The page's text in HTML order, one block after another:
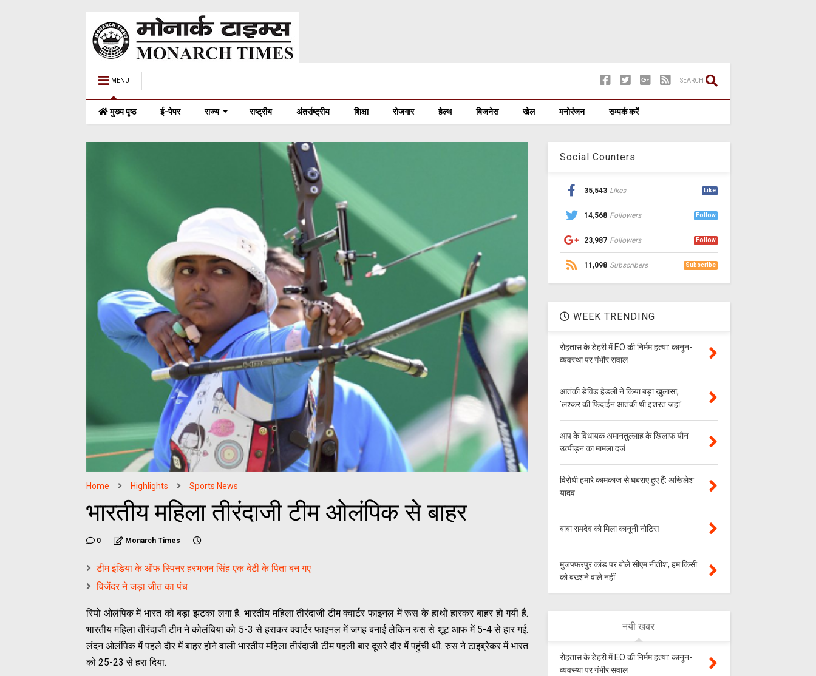
MENU SEARCH
मुख्य पृष्ठ ई-पेपर राज्य राष्ट्रीय अंतर्राष्ट्रीय शिक्षा रोजगार हेल्थ बिजनेस खेल मनोरंजन सम्पर्क करें
Home Highlights Sports News
भारतीय महिला तीरंदाजी टीम ओलंपिक से बाहर
0 Monarch Times
टीम इंडिया के ऑफ स्पिनर हरभजन सिंह एक बेटी के पिता बन गए
विजेंदर ने जड़ा जीत का पंच
रियो ओलंपिक में भारत को बड़ा झटका लगा है. भारतीय महिला तीरंदाजी टीम क्‍वार्टर फाइनल में रूस के हाथों हारकर बाहर हो गयी है.
भारतीय महिला तीरंदाजी टीम ने कोलंबिया को 5-3 से हराकर क्वार्टर फाइनल में जगह बनाई लेकिन रुस से शूट आफ में 5-4 से हार गई.
लंदन ओलंपिक में पहले दौर में बाहर होने वाली भारतीय महिला तीरंदाजी टीम पहली बार दूसरे दौर में पहुंची थी. रुस ने टाइब्रेकर में भारत
को 25-23 से हरा दिया.
Social Counters
35,543 Likes Like
14,568 Followers Follow
23,987 Followers Follow
11,098 Subscribers Subscribe
WEEK TRENDING
रोहतास के डेहरी में EO की निर्मम हत्या: कानून-
व्यवस्था पर गंभीर सवाल
आतंकी डेविड हेडली ने किया बड़ा खुलासा,
'लश्‍कर की फिदाईन आतंकी थी इशरत जहां'
आप के विधायक अमानतुल्लाह के खिलाफ यौन
उत्पीड़न का मामला दर्ज
विरोधी हमारे कामकाज से घबराए हुए हैं: अखिलेश
यादव
बाबा रामदेव को मिला कानूनी नोटिस
मुजफ्फरपुर कांड पर बोले सीएम नीतीश, हम किसी
को बख्शने वाले नहीं
नयी खबर
रोहतास के डेहरी में EO की निर्मम हत्या: कानून-
व्यवस्था पर गंभीर सवाल